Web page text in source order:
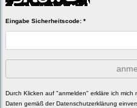
Eingabe Sicherheitscode: *
Durch Klicken auf "anmelden" erkläre ich mich
Daten gemäß der Datenschutzerklärung